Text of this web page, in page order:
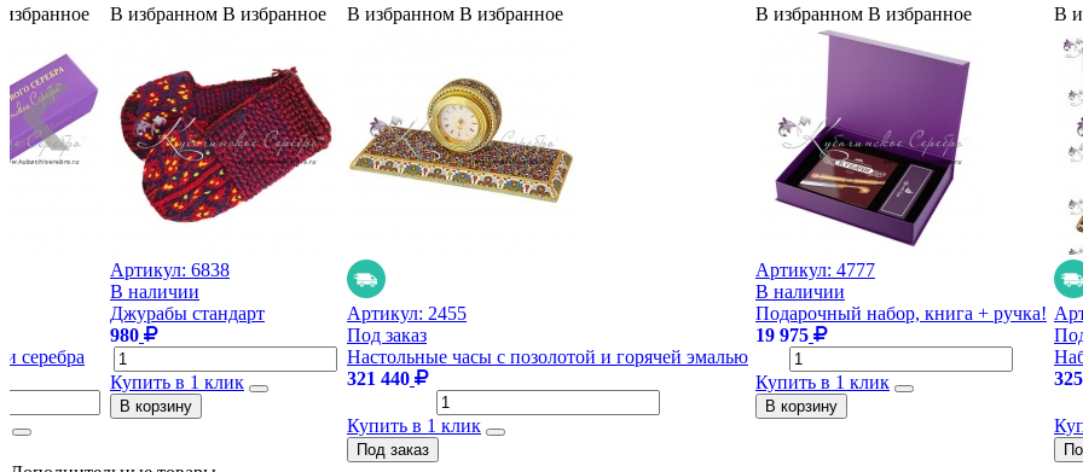
серебра
В избранном В избранное
Артикул: 6838
В наличии
Джурабы стандарт
980
Купить в 1 клик
В избранном В избранное
Артикул: 2455
Под заказ
Настольные часы с позолотой и горячей эмалью
321 440
Купить в 1 клик
В избранном В избранное
Артикул: 4777
В наличии
Подарочный набор, книга + ручка!
19 975
Купить в 1 клик
В